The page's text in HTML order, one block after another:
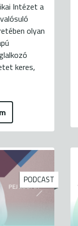
Intézet a
olyan
keres,
PODCAST